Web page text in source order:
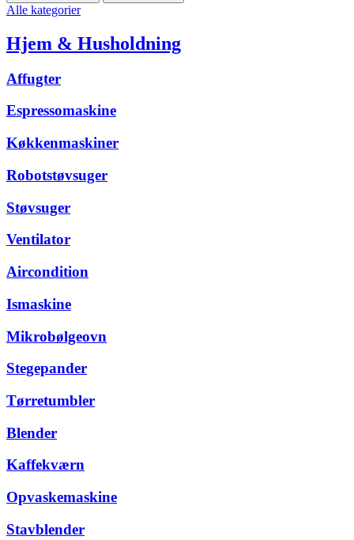
Alle kategorier
Hjem & Husholdning
Affugter
Espressomaskine
Køkkenmaskiner
Robotstøvsuger
Støvsuger
Ventilator
Aircondition
Ismaskine
Mikrobølgeovn
Stegepander
Tørretumbler
Blender
Kaffekværn
Opvaskemaskine
Stavblender